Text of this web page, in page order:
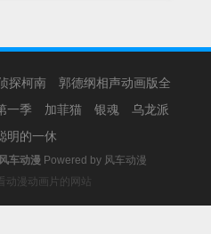
探柯南
郭德纲相声动画版全
一季 加菲猫 银魂
乌龙派
明的一休
风车动漫 Powered by 风车动漫
动漫动画片的网站